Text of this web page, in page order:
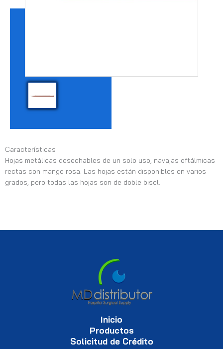
Características
Hojas metálicas desechables de un solo uso, navajas oftálmicas
rectas con mango rosa. Las hojas están disponibles en varios
grados, pero todas las hojas son de doble bisel.
Inicio
Productos
Solicitud de Crédito